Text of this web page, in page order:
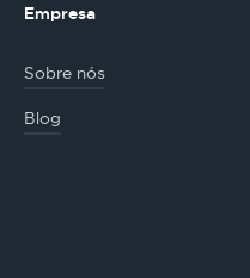
Empresa
Sobre nós
Blog